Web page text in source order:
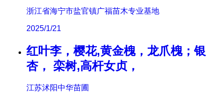
浙江省海宁市盐官镇广福苗木专业基地
2025/1/21
红叶李，樱花,黄金槐，龙爪槐；银
杏， 栾树,高杆女贞，
江苏沭阳中华苗圃